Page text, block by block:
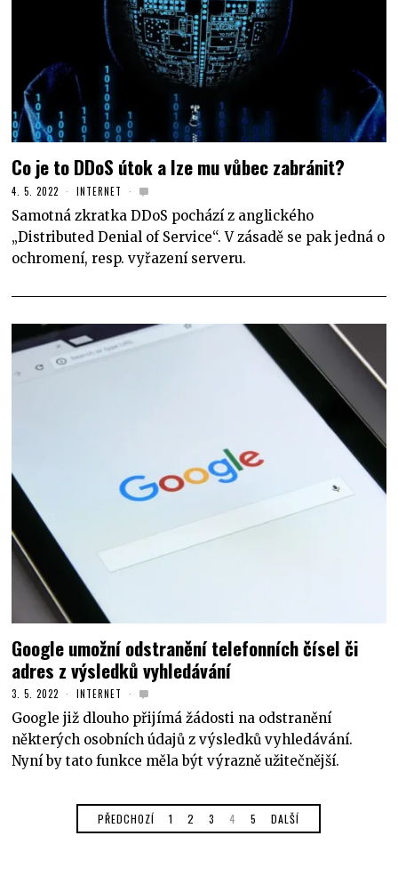
Co je to DDoS útok a lze mu vůbec zabránit?
4. 5. 2022 INTERNET
Samotná zkratka DDoS pochází z anglického
„Distributed Denial of Service“. V zásadě se pak jedná o
ochromení, resp. vyřazení serveru.
Google umožní odstranění telefonních čísel či
adres z výsledků vyhledávání
3. 5. 2022 INTERNET
Google již dlouho přijímá žádosti na odstranění
některých osobních údajů z výsledků vyhledávání.
Nyní by tato funkce měla být výrazně užitečnější.
PŘEDCHOZÍ 1 2 3 4 5 DALŠÍ